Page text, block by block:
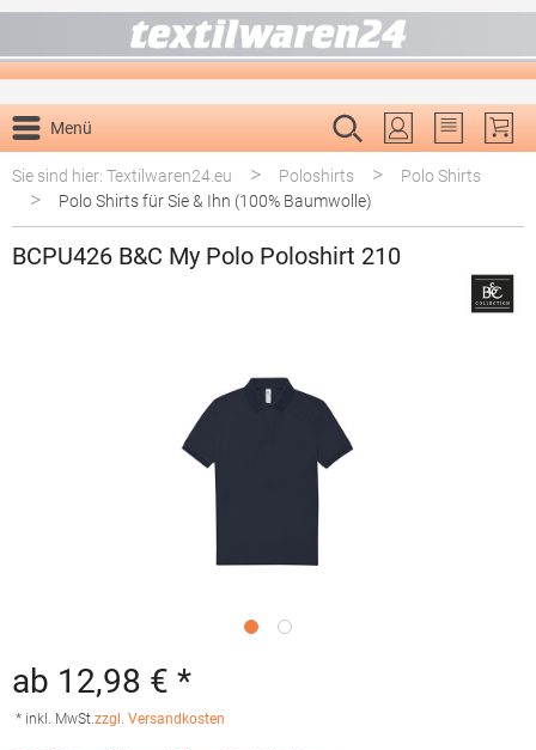
Menü
Du hast 0
Sie sind hier: Textilwaren24.eu
> Poloshirts > Polo Shirts
> Polo Shirts für Sie & Ihn (100% Baumwolle)
BCPU426 B&C My Polo Poloshirt 210
ab 12,98 € *
* inkl. MwSt.zzgl. Versandkosten